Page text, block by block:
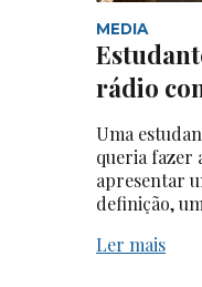
MEDIA
rádio
Uma
queria fazer
apresentar
definição,
Ler mais